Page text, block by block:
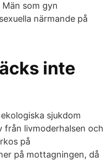
som gyn
närmande på
inte
sjukdom
livmoderhalsen och
på
på mottagningen, då